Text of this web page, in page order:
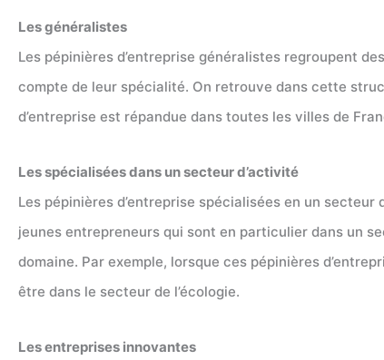
Les généralistes
Les pépinières d’entreprise généralistes regroupent
compte de leur spécialité. On retrouve dans cette
d’entreprise est répandue dans toutes les villes de
Les spécialisées dans un secteur d’activité
Les pépinières d’entreprise spécialisées en un
jeunes entrepreneurs qui sont en particulier dans un
domaine. Par exemple, lorsque ces pépinières
être dans le secteur de l’écologie.
Les entreprises innovantes